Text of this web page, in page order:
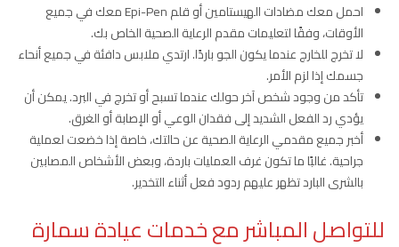
احمل معك مضادات الهيستامين أو قلم Epi-Pen معك في جميع
الأوقات، وفقًا لتعليمات مقدم الرعاية الصحية الخاص بك.
لا تخرج للخارج عندما يكون الجو باردًا. ارتدي ملابس دافئة في جميع أنحاء
جسمك إذا لزم الأمر.
تأكد من وجود شخص آخر حولك عندما تسبح أو تخرج في البرد. يمكن أن
يؤدي رد الفعل الشديد إلى فقدان الوعي أو الإصابة أو الغرق.
أخبر جميع مقدمي الرعاية الصحية عن حالتك، خاصة إذا خضعت لعملية
جراحية. غالبًا ما تكون غرف العمليات باردة، وبعض الأشخاص المصابين
بالشرى البارد تظهر عليهم ردود فعل أثناء التخدير.
للتواصل المباشر مع خدمات عيادة سمارة